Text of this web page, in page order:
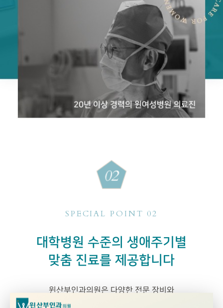
SPECIAL POINT 02
대학병원 수준의 생애주기별
맞춤 진료를 제공합니다
윈산부인과의원은 다양한 전문 장비와
쾌적한 시설로